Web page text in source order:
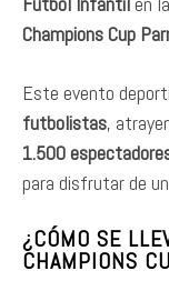
Champions Cup
Este evento
futbolistas,
1.500
para disfrutar de
¿CÓMO SE
CHAMPIONS